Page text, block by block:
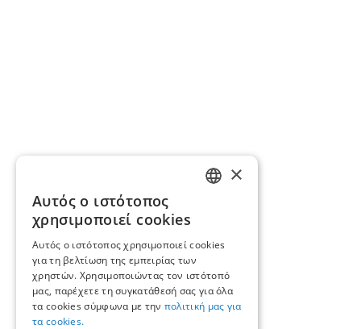
×
Αυτός ο ιστότοπος
χρησιμοποιεί cookies
Αυτός ο ιστότοπος χρησιμοποιεί cookies
για τη βελτίωση της εμπειρίας των
χρηστών. Χρησιμοποιώντας τον ιστότοπό
μας, παρέχετε τη συγκατάθεσή σας για όλα
τα cookies σύμφωνα με την πολιτική μας για
τα cookies.